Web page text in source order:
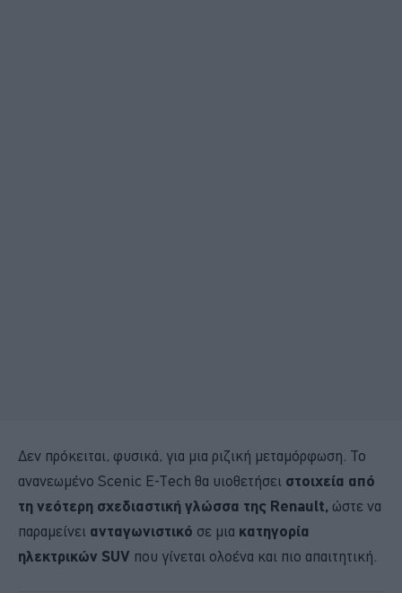
Δεν πρόκειται, φυσικά, για μια ριζική μεταμόρφωση. Το
ανανεωμένο Scenic E-Tech θα υιοθετήσει στοιχεία από
τη νεότερη σχεδιαστική γλώσσα της Renault, ώστε να
παραμείνει ανταγωνιστικό σε μια κατηγορία
ηλεκτρικών SUV που γίνεται ολοένα και πιο απαιτητική.